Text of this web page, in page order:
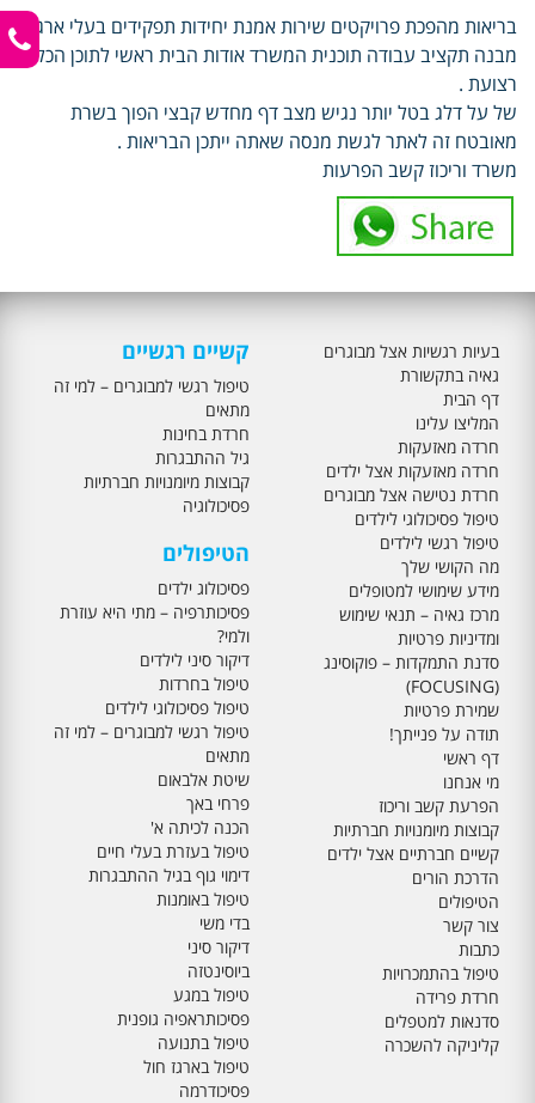
בריאות מהפכת פרויקטים שירות אמנת יחידות תפקידים בעלי ארגוני
מבנה תקציב עבודה תוכנית המשרד אודות הבית ראשי לתוכן הכלים
רצועת .
של על דלג בטל יותר נגיש מצב דף מחדש קבצי הפוך בשרת
מאובטח זה לאתר לגשת מנסה שאתה ייתכן הבריאות .
משרד וריכוז קשב הפרעות
בעיות רגשיות אצל מבוגרים
גאיה בתקשורת
דף הבית
המליצו עלינו
חרדה מאזעקות
חרדה מאזעקות אצל ילדים
חרדת נטישה אצל מבוגרים
טיפול פסיכולוגי לילדים
טיפול רגשי לילדים
מה הקושי שלך
מידע שימושי למטופלים
מרכז גאיה – תנאי שימוש
ומדיניות פרטיות
סדנת התמקדות – פוקוסינג
(FOCUSING)
שמירת פרטיות
תודה על פנייתך!
דף ראשי
מי אנחנו
הפרעת קשב וריכוז
קבוצות מיומנויות חברתיות
קשיים חברתיים אצל ילדים
הדרכת הורים
הטיפולים
צור קשר
כתבות
טיפול בהתמכרויות
חרדת פרידה
סדנאות למטפלים
קליניקה להשכרה
קשיים רגשיים
טיפול רגשי למבוגרים – למי זה
מתאים
חרדת בחינות
גיל ההתבגרות
קבוצות מיומנויות חברתיות
פסיכולוגיה
הטיפולים
פסיכולוג ילדים
פסיכותרפיה – מתי היא עוזרת
ולמי?
דיקור סיני לילדים
טיפול בחרדות
טיפול פסיכולוגי לילדים
טיפול רגשי למבוגרים – למי זה
מתאים
שיטת אלבאום
פרחי באך
הכנה לכיתה א'
טיפול בעזרת בעלי חיים
דימוי גוף בגיל ההתבגרות
טיפול באומנות
בדי משי
דיקור סיני
ביוסינטזה
טיפול במגע
פסיכותראפיה גופנית
טיפול בתנועה
טיפול בארגז חול
פסיכודרמה